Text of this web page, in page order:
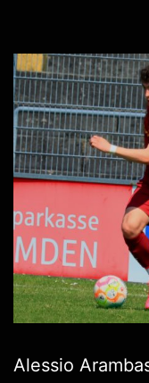
Alessio